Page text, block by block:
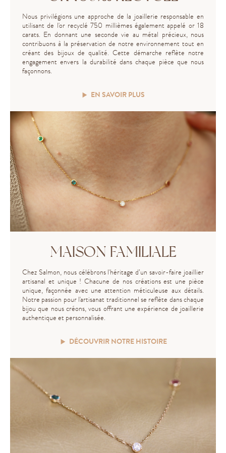
Nous privilégions une approche de la joaillerie responsable en
utilisant de l'or recyclé 750 millièmes également appelé or 18
carats. En donnant une seconde vie au métal précieux, nous
contribuons à la préservation de notre environnement tout en
créant des bijoux de qualité. Cette démarche reflète notre
engagement envers la durabilité dans chaque pièce que nous
façonnons.
EN SAVOIR PLUS
MAISON FAMILIALE
Chez Salmon, nous célébrons l'héritage d’un savoir-faire joaillier
artisanal et unique ! Chacune de nos créations est une pièce
unique, façonnée avec une attention méticuleuse aux détails.
Notre passion pour l'artisanat traditionnel se reflète dans chaque
bijou que nous créons, vous offrant une expérience de joaillerie
authentique et personnalisée.
DÉCOUVRIR NOTRE HISTOIRE